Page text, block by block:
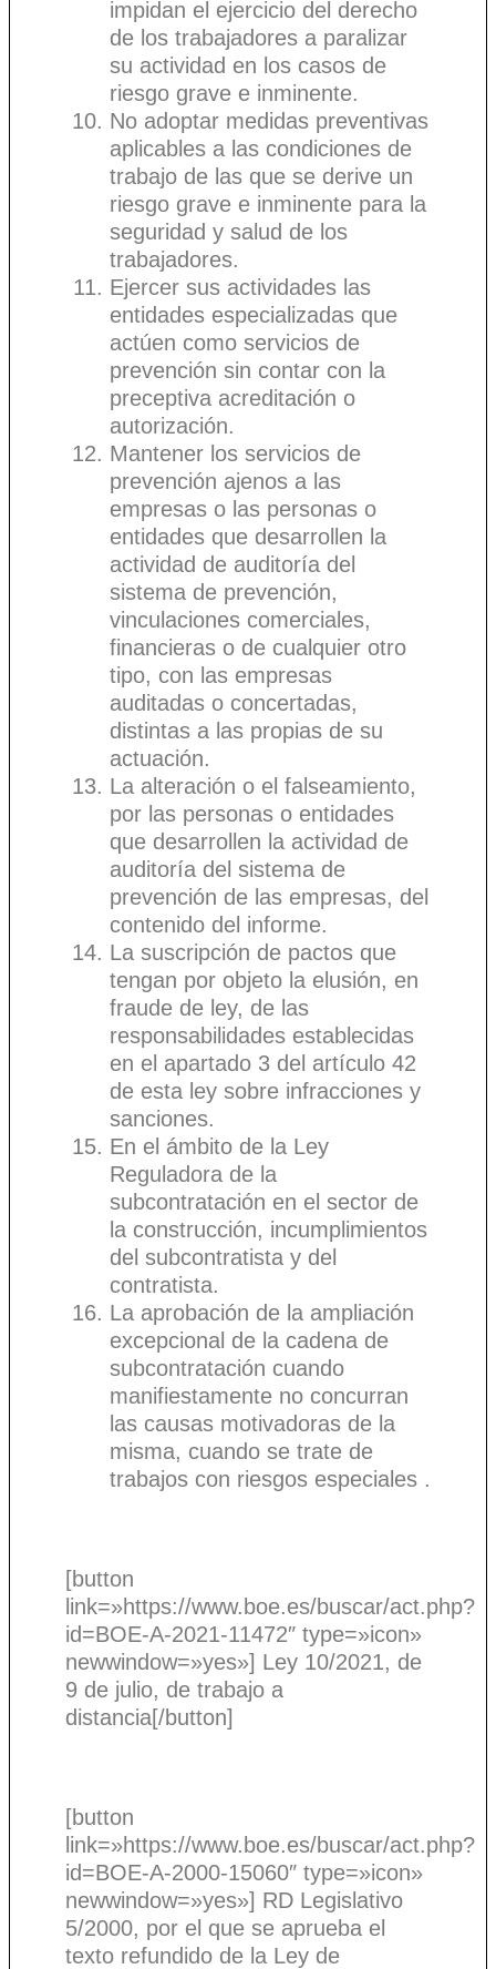
impidan el ejercicio del derecho
de los trabajadores a paralizar
su actividad en los casos de
riesgo grave e inminente.
No adoptar medidas preventivas
aplicables a las condiciones de
trabajo de las que se derive un
riesgo grave e inminente para la
seguridad y salud de los
trabajadores.
Ejercer sus actividades las
entidades especializadas que
actúen como servicios de
prevención sin contar con la
preceptiva acreditación o
autorización.
Mantener los servicios de
prevención ajenos a las
empresas o las personas o
entidades que desarrollen la
actividad de auditoría del
sistema de prevención,
vinculaciones comerciales,
financieras o de cualquier otro
tipo, con las empresas
auditadas o concertadas,
distintas a las propias de su
actuación.
La alteración o el falseamiento,
por las personas o entidades
que desarrollen la actividad de
auditoría del sistema de
prevención de las empresas, del
contenido del informe.
La suscripción de pactos que
tengan por objeto la elusión, en
fraude de ley, de las
responsabilidades establecidas
en el apartado 3 del artículo 42
de esta ley sobre infracciones y
sanciones.
En el ámbito de la Ley
Reguladora de la
subcontratación en el sector de
la construcción, incumplimientos
del subcontratista y del
contratista.
La aprobación de la ampliación
excepcional de la cadena de
subcontratación cuando
manifiestamente no concurran
las causas motivadoras de la
misma, cuando se trate de
trabajos con riesgos especiales .
[button
link=»https://www.boe.es/buscar/act.php?
id=BOE-A-2021-11472″ type=»icon»
newwindow=»yes»] Ley 10/2021, de
9 de julio, de trabajo a
distancia[/button]
[button
link=»https://www.boe.es/buscar/act.php?
id=BOE-A-2000-15060″ type=»icon»
newwindow=»yes»] RD Legislativo
5/2000, por el que se aprueba el
texto refundido de la Ley de